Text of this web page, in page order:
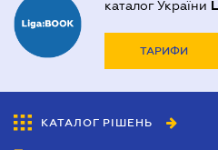
каталог України
ТАРИФИ
КАТАЛОГ РІШЕНЬ